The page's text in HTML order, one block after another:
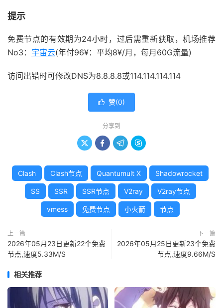
提示
免费节点的有效期为24小时，过后需重新获取，机场推荐
No3： 宇宙云(年付96¥：平均8¥/月，每月60G流量)
访问出错时可修改DNS为8.8.8.8或114.114.114.114
 赞(0)
分享到
   
Clash Clash节点 Quantumult X Shadowrocket
SS SSR SSR节点 V2ray V2ray节点
vmess 免费节点 小火箭 节点
上一篇
2026年05月23日更新22个免费
节点,速度5.33M/S
下一篇
2026年05月25日更新23个免费
节点,速度9.66M/S
相关推荐